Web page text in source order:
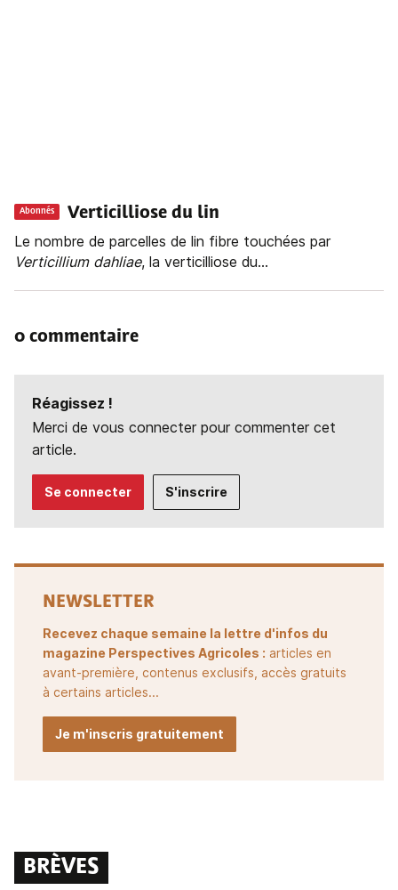
Abonnés
Verticilliose du lin
Le nombre de parcelles de lin fibre touchées par
Verticillium dahliae, la verticilliose du...
0 commentaire
Réagissez !
Merci de vous connecter pour commenter cet
article.
Se connecter S'inscrire
NEWSLETTER
Recevez chaque semaine la lettre d'infos du
magazine Perspectives Agricoles : articles en
avant-première, contenus exclusifs, accès gratuits
à certains articles...
Je m'inscris gratuitement
BRÈVES